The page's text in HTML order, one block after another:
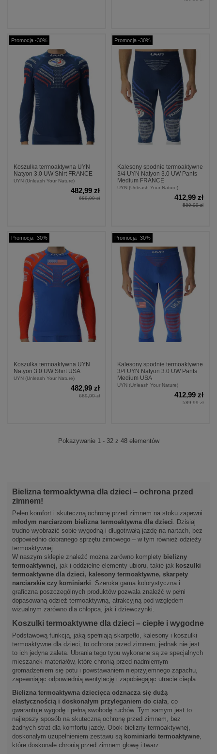
Promocja -30%
Koszulka termoaktywna UYN
Natyon 3.0 UW Shirt FRANCE
UYN (Unleash Your Nature)
482,99 zł
689,99 zł
Promocja -30%
Kalesony spodnie termoaktywne
3/4 UYN Natyon 3.0 UW Pants
Medium FRANCE
UYN (Unleash Your Nature)
412,99 zł
589,99 zł
Promocja -30%
Koszulka termoaktywna UYN
Natyon 3.0 UW Shirt USA
UYN (Unleash Your Nature)
482,99 zł
689,99 zł
Promocja -30%
Kalesony spodnie termoaktywne
3/4 UYN Natyon 3.0 UW Pants
Medium USA
UYN (Unleash Your Nature)
412,99 zł
589,99 zł
Pokazywanie 1 - 32 z 48 elementów
Bielizna termoaktywna dla dzieci – ochrona przed
zimnem!
Pełen komfort i skuteczną ochronę przed zimnem na stoku zapewni
młodym narciarzom bielizna termoaktywna dla dzieci . Dzisiaj
trudno wyobrazić sobie wygodną i długotrwałą jazdę na nartach, bez
odpowiednio dobranego sprzętu zimowego – w tym również odzieży
termoaktywnej.
W naszym sklepie znaleźć można zarówno komplety bielizny
termoaktywnej , jak i oddzielne elementy ubioru, takie jak koszulki
termoaktywne dla dzieci, kalesony termoaktywne, skarpety
narciarskie czy kominiarki . Szeroka gama kolorystyczna i
graficzna poszczególnych produktów pozwala znaleźć w pełni
dopasowaną odzież termoaktywną, atrakcyjną pod względem
wizualnym zarówno dla chłopca, jak i dziewczynki.
Koszulki termoaktywne dla dzieci – ciepłe i wygodne
Podstawową funkcją, jaką spełniają skarpetki, kalesony i koszulki
termoaktywne dla dzieci, to ochrona przed zimnem, jednak nie jest
to ich jedyna zaleta. Ubrania tego typu wykonane są ze specjalnych
mieszanek materiałów, które chronią przed nadmiernym
gromadzeniem się potu i powstawaniem nieprzyjemnego zapachu,
zapewniając odpowiednią wentylację i zapobiegając utracie ciepła.
Bielizna termoaktywna dziecięca odznacza się dużą
elastycznością i doskonałym przyleganiem do ciała, co
gwarantuje wygodę i pełną swobodę ruchów. Tym samym jest to
najlepszy sposób na skuteczną ochronę przed zimnem, bez
żadnych strat dla komfortu jazdy. Obok bielizny termoaktywnej,
doskonałym uzupełnieniem zestawu są kominiarki termoaktywne,
które doskonale chronią przed zimnem głowę i twarz.